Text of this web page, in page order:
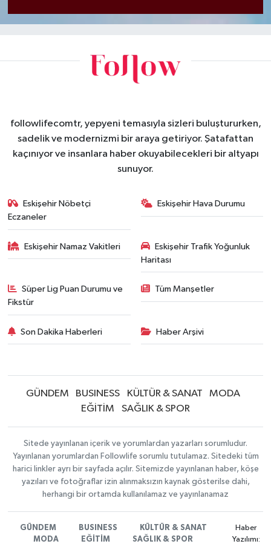
followlifecomtr, yepyeni temasıyla sizleri buluştururken,
sadelik ve modernizmi bir araya getiriyor. Şatafattan
kaçınıyor ve insanlara haber okuyabilecekleri bir altyapı
sunuyor.
Eskişehir Nöbetçi
Eczaneler
Eskişehir Hava Durumu
Eskişehir Namaz Vakitleri
Eskişehir Trafik Yoğunluk
Haritası
Süper Lig Puan Durumu ve
Fikstür
Tüm Manşetler
Son Dakika Haberleri Haber Arşivi
GÜNDEM BUSINESS KÜLTÜR & SANAT
MODA
EĞİTİM
SAĞLIK & SPOR
Sitede yayınlanan içerik ve yorumlardan yazarları sorumludur.
Yayınlanan yorumlardan Followlife sorumlu tutulamaz. Sitedeki tüm
harici linkler ayrı bir sayfada açılır. Sitemizde yayınlanan haber, köşe
yazıları ve fotoğraflar izin alınmaksızın kaynak gösterilse dahi,
herhangi bir ortamda kullanılamaz ve yayınlanamaz
GÜNDEM BUSINESS
KÜLTÜR & SANAT
MODA
EĞİTİM SAĞLIK & SPOR
Haber
Yazılımı: